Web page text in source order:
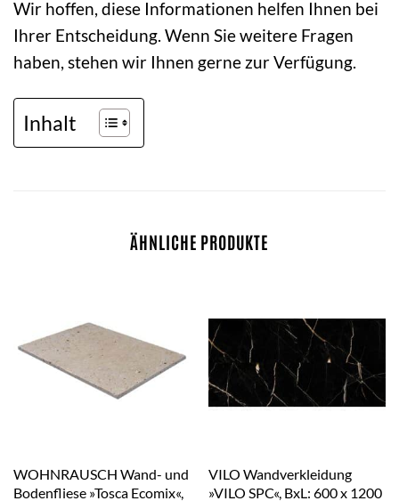
Wir hoffen, diese Informationen helfen Ihnen bei
Ihrer Entscheidung. Wenn Sie weitere Fragen
haben, stehen wir Ihnen gerne zur Verfügung.
Inhalt
ÄHNLICHE PRODUKTE
WOHNRAUSCH Wand- und
Bodenfliese »Tosca Ecomix«,
VILO Wandverkleidung
»VILO SPC«, BxL: 600 x 1200